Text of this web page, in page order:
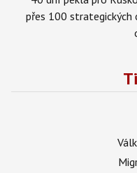
přes 100